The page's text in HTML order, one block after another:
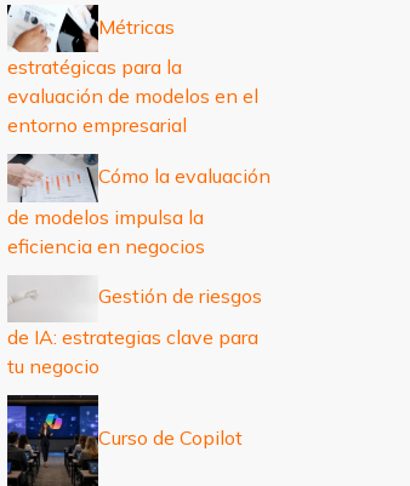
r
:
Métricas
estratégicas para la
evaluación de modelos en el
entorno empresarial
Cómo la evaluación
de modelos impulsa la
eficiencia en negocios
Gestión de riesgos
de IA: estrategias clave para
tu negocio
Curso de Copilot